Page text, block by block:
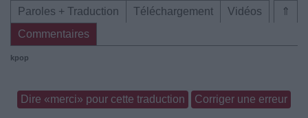
⇑
Paroles + Traduction Téléchargement
Vidéos
Commentaires
kpop
Dire «merci» pour cette traduction Corriger une erreur